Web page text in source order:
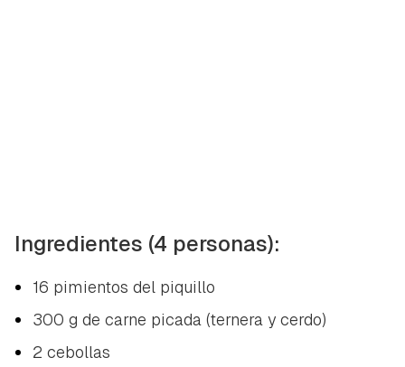
Ingredientes (4 personas):
16 pimientos del piquillo
300 g de carne picada (ternera y cerdo)
2 cebollas